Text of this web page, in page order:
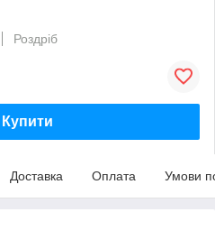
Роздріб
Купити
Доставка Оплата Умови